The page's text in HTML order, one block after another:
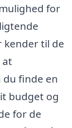
for
til de
at
du finde en
budget og
for de